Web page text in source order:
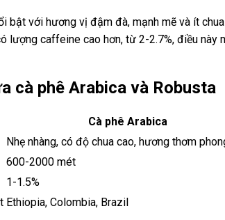
bật với hương vị đậm đà, mạnh mẽ và ít
lượng caffeine cao hơn, từ 2-2.7%, điều
cà phê Arabica và Robusta
Cà phê Arabica
Nhẹ nhàng, có độ chua cao, hương thơm
600-2000 mét
1-1.5%
Ethiopia, Colombia, Brazil